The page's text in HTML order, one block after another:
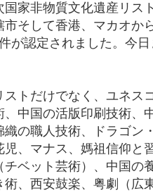
国家非物質文化遺産リス
そして香港、マカオか
が認定されました。今
ストだけでなく、ユネス
、中国の活版印刷技術
織の職人技術、ドラゴン
児、マナス、媽祖信仰
チベット芸術）、中国の
術、西安鼓楽、粤劇（広